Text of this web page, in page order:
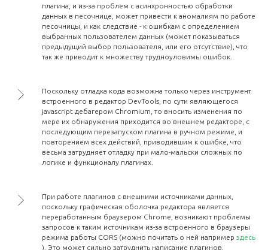
плагина, и из-за проблем с асинхронностью обработки
данных в песочнице, может привести к аномалиям по работе
песочницы, и как следствие - к ошибкам с определением
выбранных пользователем данных (может показываться
предыдущий выбор пользователя, или его отсутствие), что
так же приводит к множеству трудноуловимы ошибок.
Поскольку отладка кода возможна только через инструмент
встроенного в редактор DevTools, по сути являющегося
javascript дебагером Chromium, то вносить изменения по
мере их обнаружения приходится во внешнем редакторе, с
последующим перезапуском плагина в ручном режиме, и
повторением всех действий, приводившим к ошибке, что
весьма затрудняет отладку при мало-мальски сложных по
логике и функционалу плагинах.
При работе плагинов с внешними источниками данных,
поскольку графическая оболочка редактора является
переработанным браузером Chrome, возникают проблемы
запросов к таким источникам из-за встроенного в браузеры
режима работы CORS (можно почитать о ней например здесь
). Это может сильно затруднить написание плагинов,